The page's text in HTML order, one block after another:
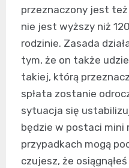
przeznaczony jest
nie jest wyższy niż
rodzinie. Zasada
tym, że on także
takiej, którą
spłata zostanie
sytuacja się
będzie w postaci
przypadkach mogą
czujesz, że